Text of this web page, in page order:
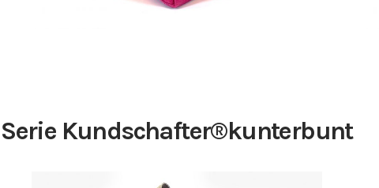
229,00€
Serie Kundschafter​®​kunterbunt